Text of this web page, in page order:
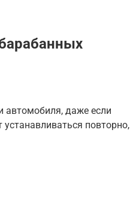
автомобиля, даже если
повторно,